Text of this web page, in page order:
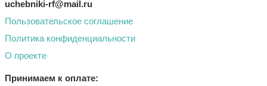
uchebniki-rf@mail.ru
Пользовательское соглашение
Политика конфиденциальности
О проекте
Принимаем к оплате: